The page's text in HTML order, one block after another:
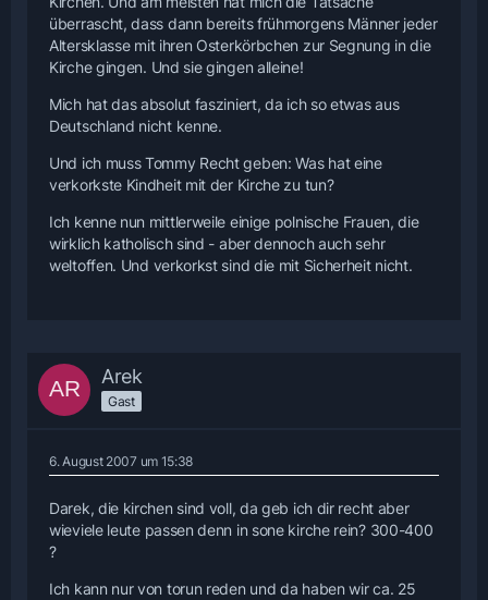
überrascht, dass dann bereits frühmorgens Männer jeder
Altersklasse mit ihren Osterkörbchen zur Segnung in die
Kirche gingen. Und sie gingen alleine!
Mich hat das absolut fasziniert, da ich so etwas aus
Deutschland nicht kenne.
Und ich muss Tommy Recht geben: Was hat eine
verkorkste Kindheit mit der Kirche zu tun?
Ich kenne nun mittlerweile einige polnische Frauen, die
wirklich katholisch sind - aber dennoch auch sehr
weltoffen. Und verkorkst sind die mit Sicherheit nicht.
Arek
Gast
6. August 2007 um 15:38
Darek, die kirchen sind voll, da geb ich dir recht aber
wieviele leute passen denn in sone kirche rein? 300-400
?
Ich kann nur von torun reden und da haben wir ca. 25